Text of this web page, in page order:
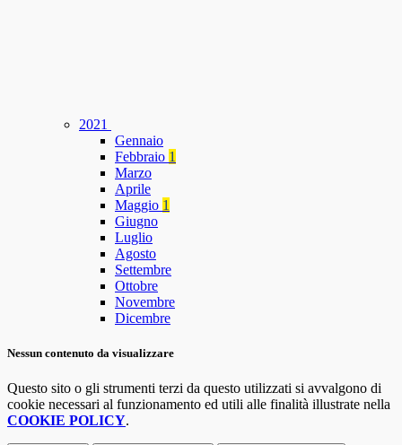
2021
Gennaio
Febbraio 1
Marzo
Aprile
Maggio 1
Giugno
Luglio
Agosto
Settembre
Ottobre
Novembre
Dicembre
Nessun contenuto da visualizzare
Questo sito o gli strumenti terzi da questo utilizzati si avvalgono di
cookie necessari al funzionamento ed utili alle finalità illustrate nella
COOKIE POLICY.